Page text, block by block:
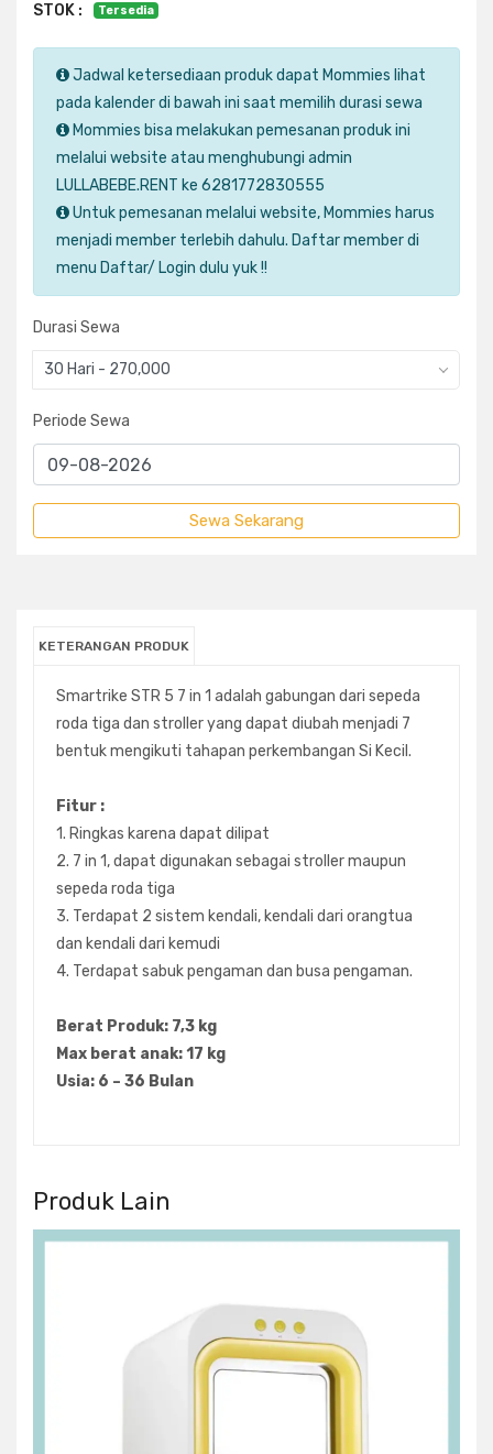
STOK : Tersedia
Jadwal ketersediaan produk dapat Mommies lihat
pada kalender di bawah ini saat memilih durasi sewa
Mommies bisa melakukan pemesanan produk ini
melalui website atau menghubungi admin
LULLABEBE.RENT ke 6281772830555
Untuk pemesanan melalui website, Mommies harus
menjadi member terlebih dahulu. Daftar member di
menu Daftar/ Login dulu yuk !!
Durasi Sewa
30 Hari - 270,000
Periode Sewa
KETERANGAN PRODUK
Smartrike STR 5 7 in 1 adalah gabungan dari sepeda
roda tiga dan stroller yang dapat diubah menjadi 7
bentuk mengikuti tahapan perkembangan Si Kecil.
Fitur :
1. Ringkas karena dapat dilipat
2. 7 in 1, dapat digunakan sebagai stroller maupun
sepeda roda tiga
3. Terdapat 2 sistem kendali, kendali dari orangtua
dan kendali dari kemudi
4. Terdapat sabuk pengaman dan busa pengaman.
Berat Produk: 7,3 kg
Max berat anak: 17 kg
Usia: 6 – 36 Bulan
Produk Lain